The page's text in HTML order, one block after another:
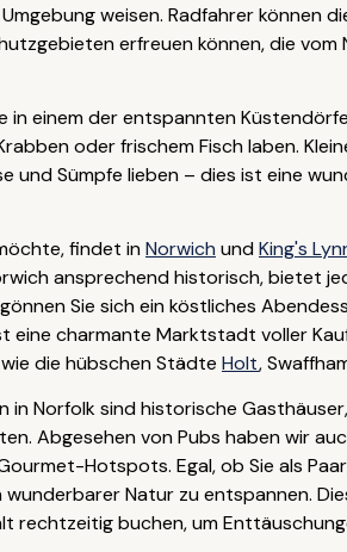
weisen. Radfahrer können
erfreuen können, die
in einem der entspannten
oder frischem Fisch laben.
Sümpfe lieben – dies ist eine
findet inNorwich undKing's
ansprechend historisch, bietet
Sie sich ein köstliches
eine charmante Marktstadt voller
die hübschen Städte Holt,
Norfolk sind historische
Abgesehen von Pubs haben wir
Hotspots. Egal, ob Sie als
Natur zu entspannen.
rechtzeitig buchen, um